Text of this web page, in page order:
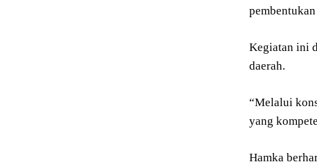
Kegiatan ini
daerah.
“Melalui
yang
Hamka